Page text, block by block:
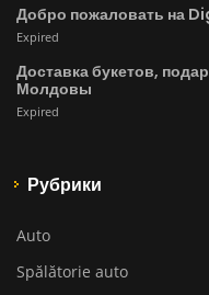
Добро пожаловать на
Expired
Доставка букетов,
Молдовы
Expired
Рубрики
Auto
Spălătorie auto